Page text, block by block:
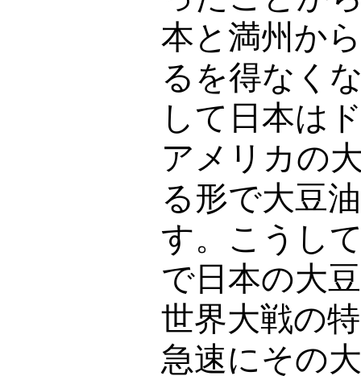
本と満州か
るを得なく
して日本は
アメリカの
る形で大豆
す。こうし
で日本の大
世界大戦の
急速にその